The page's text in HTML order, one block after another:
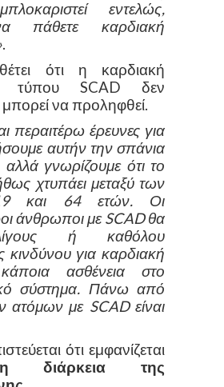
εντελώς,
πάθετε καρδιακή
.
ότι η καρδιακή
τύπου SCAD δεν
μπορεί να προληφθεί.
περαιτέρω έρευνες για
αυτήν την σπάνια
γνωρίζουμε ότι το
χτυπάει μεταξύ των
και 64 ετών. Οι
άνθρωποι με SCAD θα
ή καθόλου
κινδύνου για καρδιακή
ασθένεια στο
σύστημα. Πάνω από
ατόμων με SCAD είναι
ότι εμφανίζεται
διάρκεια της